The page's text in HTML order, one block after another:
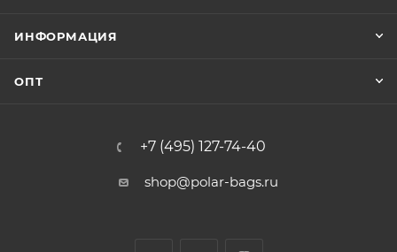
ИНФОРМАЦИЯ
ОПТ
+7 (495) 127-74-40
shop@polar-bags.ru